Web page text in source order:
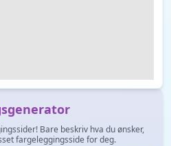
Bare beskriv hva du ønsker,
fargeleggingsside for deg.